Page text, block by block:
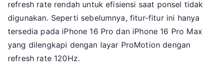
refresh rate rendah untuk efisiensi saat ponsel tidak
digunakan. Seperti sebelumnya, fitur-fitur ini hanya
tersedia pada iPhone 16 Pro dan iPhone 16 Pro Max
yang dilengkapi dengan layar ProMotion dengan
refresh rate 120Hz.